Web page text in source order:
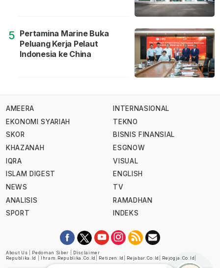
5 Pertamina Marine Buka
Peluang Kerja Pelaut
Indonesia ke China
AMEERA
EKONOMI SYARIAH
SKOR
KHAZANAH
IQRA
ISLAM DIGEST
NEWS
ANALISIS
SPORT
INTERNASIONAL
TEKNO
BISNIS FINANSIAL
ESGNOW
VISUAL
ENGLISH
TV
RAMADHAN
INDEKS
About Us Pedoman Siber
Disclaimer
Republika.id
Ihram.republika.co.id Retizen.id Rejabar.co.id Rejogja.co.id